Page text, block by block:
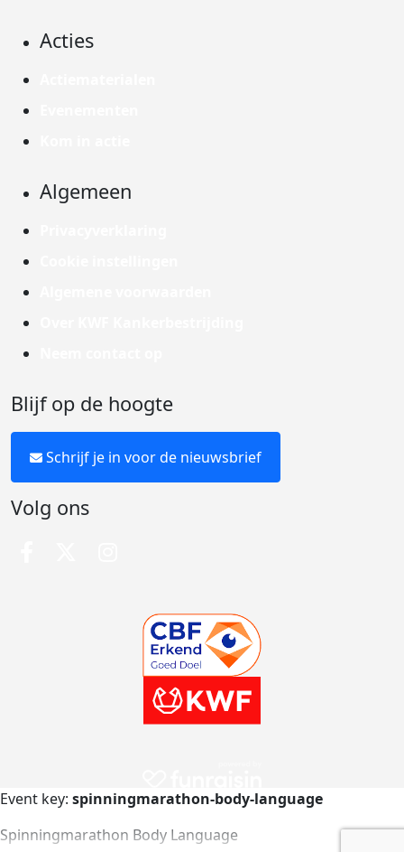
Acties
Algemeen
Blijf op de hoogte
Schrijf je in voor de nieuwsbrief
Volg ons
Event key: spinningmarathon-body-language
Spinningmarathon Body Language